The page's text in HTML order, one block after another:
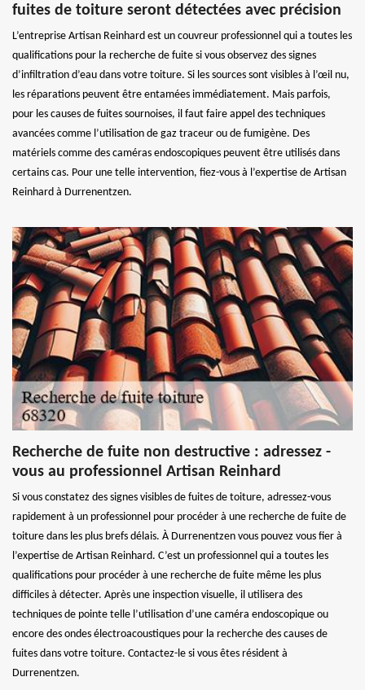
fuites de toiture seront détectées avec précision
L’entreprise Artisan Reinhard est un couvreur professionnel qui a toutes les
qualifications pour la recherche de fuite si vous observez des signes
d’infiltration d’eau dans votre toiture. Si les sources sont visibles à l’œil nu,
les réparations peuvent être entamées immédiatement. Mais parfois,
pour les causes de fuites sournoises, il faut faire appel des techniques
avancées comme l’utilisation de gaz traceur ou de fumigène. Des
matériels comme des caméras endoscopiques peuvent être utilisés dans
certains cas. Pour une telle intervention, fiez-vous à l’expertise de Artisan
Reinhard à Durrenentzen.
Recherche de fuite non destructive : adressez -
vous au professionnel Artisan Reinhard
Si vous constatez des signes visibles de fuites de toiture, adressez-vous
rapidement à un professionnel pour procéder à une recherche de fuite de
toiture dans les plus brefs délais. À Durrenentzen vous pouvez vous fier à
l’expertise de Artisan Reinhard. C’est un professionnel qui a toutes les
qualifications pour procéder à une recherche de fuite même les plus
difficiles à détecter. Après une inspection visuelle, il utilisera des
techniques de pointe telle l’utilisation d’une caméra endoscopique ou
encore des ondes électroacoustiques pour la recherche des causes de
fuites dans votre toiture. Contactez-le si vous êtes résident à
Durrenentzen.